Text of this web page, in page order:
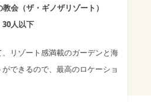
会（ザ・ギノザリゾート）
30人以下
リゾート感満載のガーデンと海
できるので、最高のロケーショ